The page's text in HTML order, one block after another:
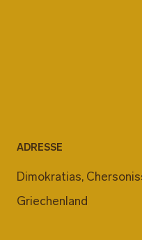
ADRESSE
Dimokratias,
Griechenland